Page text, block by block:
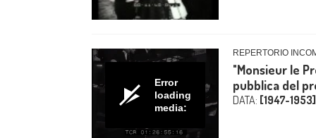
Error
loading
media:
REPERTORIO
"Monsieur le
pubblica del
DATA: [1947-1953]